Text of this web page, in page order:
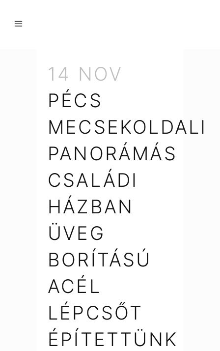
14 NOV
PÉCS
MECSEKOLDALI
PANORÁMÁS
CSALÁDI
HÁZBAN
ÜVEG
BORÍTÁSÚ
ACÉL
LÉPCSŐT
ÉPÍTETTÜNK